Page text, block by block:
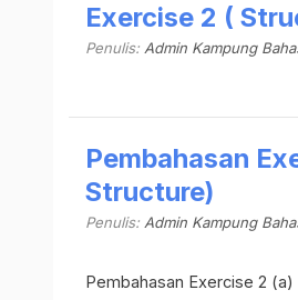
Exercise 2 (
Penulis: Admin Kampung
Pembahasan
Structure)
Penulis:Admin Kampung
Pembahasan Exercise 2 (a)